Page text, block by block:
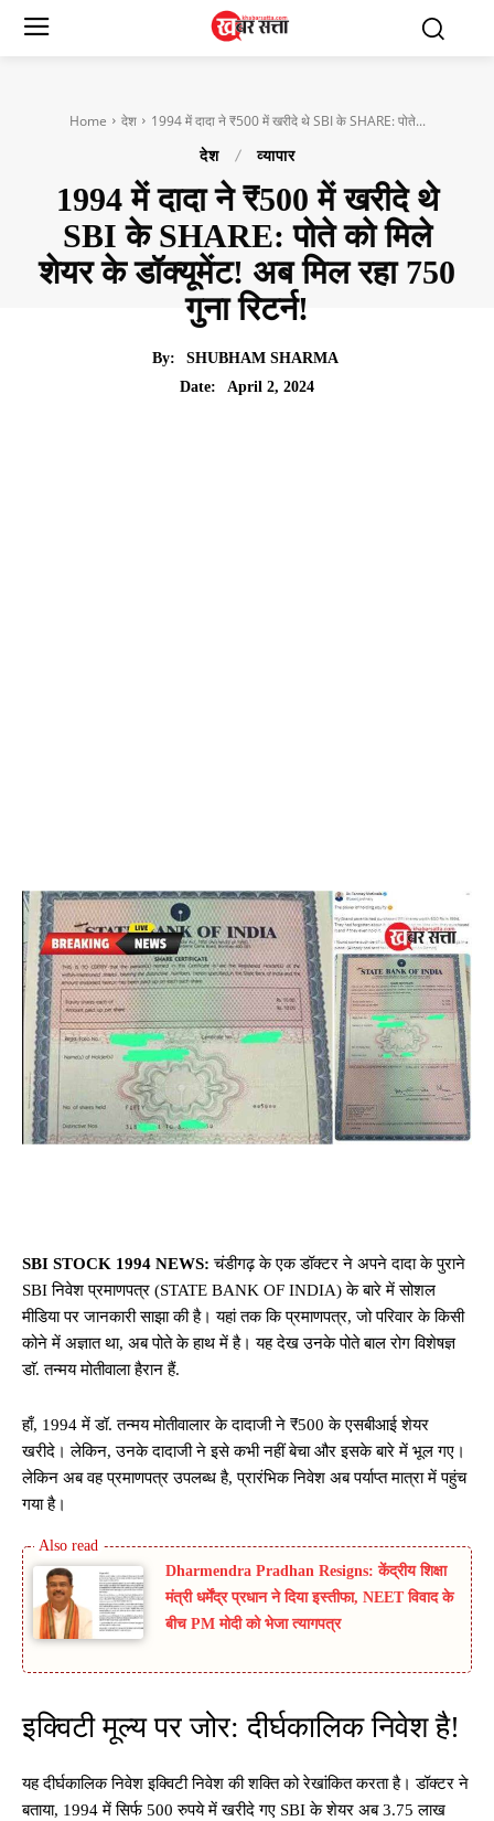
Home देश 1994 में दादा ने ₹500 में खरीदे थे SBI के SHARE: पोते...
देश व्यापार
1994 में दादा ने ₹500 में खरीदे थे
SBI के SHARE: पोते को मिले
शेयर के डॉक्यूमेंट! अब मिल रहा 750
गुना रिटर्न!
By:
SHUBHAM SHARMA
Date:
April 2, 2024
SBI STOCK 1994 NEWS: चंडीगढ़ के एक डॉक्टर ने अपने दादा के पुराने
SBI निवेश प्रमाणपत्र (STATE BANK OF INDIA) के बारे में सोशल
मीडिया पर जानकारी साझा की है। यहां तक ​​कि प्रमाणपत्र, जो परिवार के किसी
कोने में अज्ञात था, अब पोते के हाथ में है। यह देख उनके पोते बाल रोग विशेषज्ञ
डाॅ. तन्मय मोतीवाला हैरान हैं.
हाँ, 1994 में डॉ. तन्मय मोतीवालार के दादाजी ने ₹500 के एसबीआई शेयर
खरीदे। लेकिन, उनके दादाजी ने इसे कभी नहीं बेचा और इसके बारे में भूल गए।
लेकिन अब वह प्रमाणपत्र उपलब्ध है, प्रारंभिक निवेश अब पर्याप्त मात्रा में पहुंच
गया है।
Dharmendra Pradhan Resigns: केंद्रीय शिक्षा
मंत्री धर्मेंद्र प्रधान ने दिया इस्तीफा, NEET विवाद के
बीच PM मोदी को भेजा त्यागपत्र
इक्विटी मूल्य पर जोर: दीर्घकालिक निवेश है!
यह दीर्घकालिक निवेश इक्विटी निवेश की शक्ति को रेखांकित करता है। डॉक्टर ने
बताया, 1994 में सिर्फ 500 रुपये में खरीदे गए SBI के शेयर अब 3.75 लाख